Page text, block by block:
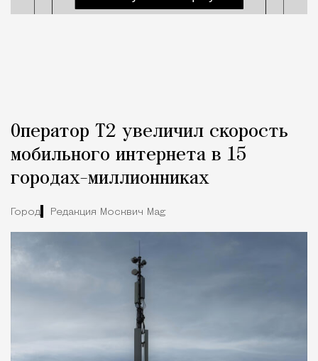
Оператор Т2 увеличил скорость
мобильного интернета в 15
городах-миллионниках
Город Редакция Москвич Mag